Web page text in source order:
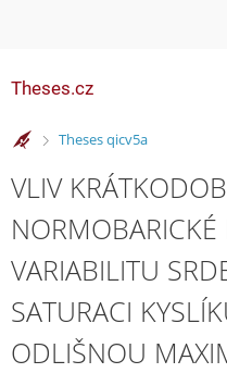
Theses.cz
>
Theses qicv5a
VLIV
NORMOBARICKÉ
VARIABILITU
SATURACI
ODLIŠNOU